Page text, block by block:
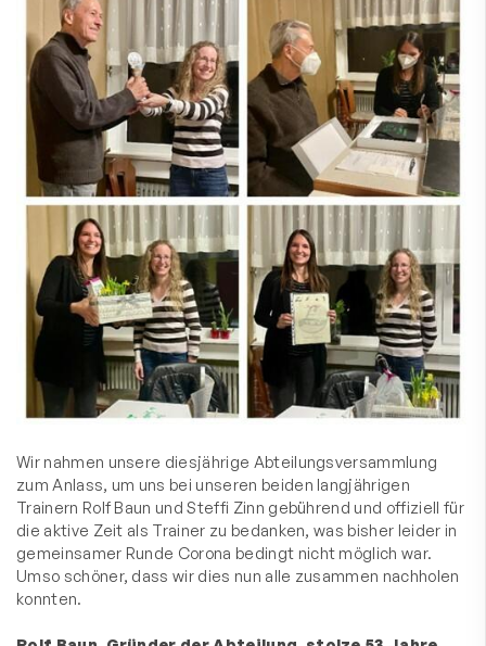
Wir nahmen unsere diesjährige Abteilungsversammlung
zum Anlass, um uns bei unseren beiden langjährigen
Trainern Rolf Baun und Steffi Zinn gebührend und offiziell für
die aktive Zeit als Trainer zu bedanken, was bisher leider in
gemeinsamer Runde Corona bedingt nicht möglich war.
Umso schöner, dass wir dies nun alle zusammen nachholen
konnten.